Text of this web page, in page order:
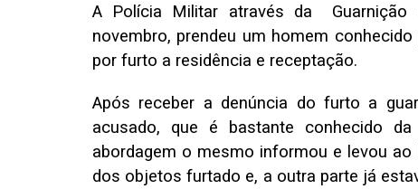
A Polícia Militar através da Guarnição
novembro, prendeu um homem
por furto a residência e receptação.
Após receber a denúncia do furto a
acusado, que é bastante conhecido
abordagem o mesmo informou e levou
dos objetos furtado e, a outra parte já